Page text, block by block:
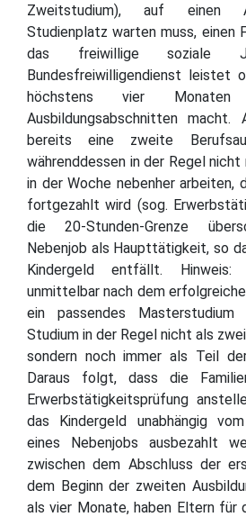
Zweitstudium), auf einen
Studienplatz warten muss, einen
das freiwillige soziale
Bundesfreiwilligendienst leistet
höchstens vier
Ausbildungsabschnitten macht.
bereits eine zweite
währenddessen in der Regel
in der Woche nebenher arbeiten,
fortgezahlt wird (sog.
die 20-Stunden-Grenze
Nebenjob als Haupttätigkeit, so
Kindergeld entfällt.
unmittelbar nach dem
ein passendes
Studium in der Regel nicht als
sondern noch immer als Teil
Daraus folgt, dass die
Erwerbstätigkeitsprüfung
das Kindergeld unabhängig
eines Nebenjobs ausbezahlt
zwischen dem Abschluss der
dem Beginn der zweiten
als vier Monate, haben Eltern für